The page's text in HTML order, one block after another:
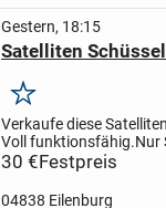
Gestern, 18:15
Satelliten
Merken
Verkaufe diese
Voll funktionsfähig.Nur
30 €Festpreis
04838 Eilenburg